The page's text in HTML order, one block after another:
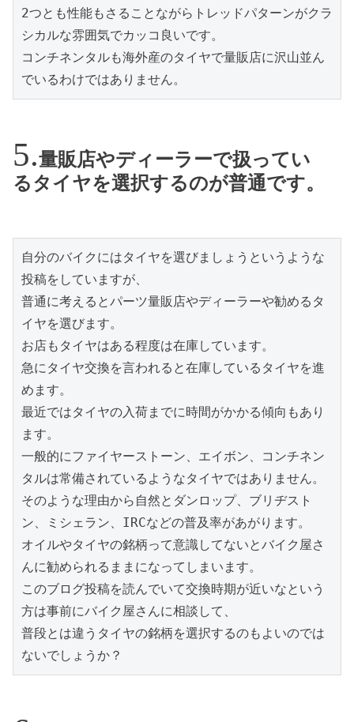
2つとも性能もさることながらトレッドパターンがクラ
シカルな雰囲気でカッコ良いです。
コンチネンタルも海外産のタイヤで量販店に沢山並ん
でいるわけではありません。
量販店やディーラーで扱ってい
るタイヤを選択するのが普通です。
自分のバイクにはタイヤを選びましょうというような
投稿をしていますが、
普通に考えるとパーツ量販店やディーラーや勧めるタ
イヤを選びます。
お店もタイヤはある程度は在庫しています。
急にタイヤ交換を言われると在庫しているタイヤを進
めます。
最近ではタイヤの入荷までに時間がかかる傾向もあり
ます。
一般的にファイヤーストーン、エイボン、コンチネン
タルは常備されているようなタイヤではありません。
そのような理由から自然とダンロップ、ブリヂスト
ン、ミシェラン、IRCなどの普及率があがります。
オイルやタイヤの銘柄って意識してないとバイク屋さ
んに勧められるままになってしまいます。
このブログ投稿を読んでいて交換時期が近いなという
方は事前にバイク屋さんに相談して、
普段とは違うタイヤの銘柄を選択するのもよいのでは
ないでしょうか？